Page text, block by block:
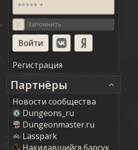
***** *
Запомнить
Регистрация
Партнёры
Новости сообщества
Dungeons_ru
Dungeonmaster.ru
Lasspark
Накидавшийся барсук